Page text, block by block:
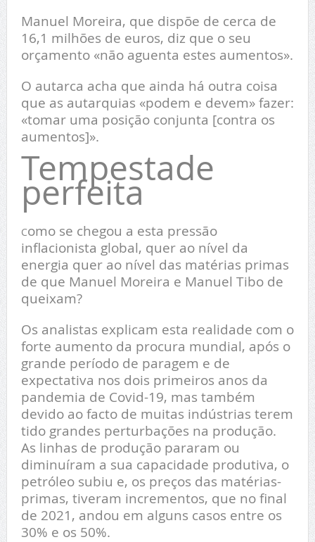
Manuel Moreira, que dispõe de cerca de
16,1 milhões de euros, diz que o seu
orçamento «não aguenta estes aumentos».
O autarca acha que ainda há outra coisa
que as autarquias «podem e devem» fazer:
«tomar uma posição conjunta [contra os
aumentos]».
Tempestade
perfeita
Como se chegou a esta pressão
inflacionista global, quer ao nível da
energia quer ao nível das matérias primas
de que Manuel Moreira e Manuel Tibo de
queixam?
Os analistas explicam esta realidade com o
forte aumento da procura mundial, após o
grande período de paragem e de
expectativa nos dois primeiros anos da
pandemia de Covid-19, mas também
devido ao facto de muitas indústrias terem
tido grandes perturbações na produção.
As linhas de produção pararam ou
diminuíram a sua capacidade produtiva, o
petróleo subiu e, os preços das matérias-
primas, tiveram incrementos, que no final
de 2021, andou em alguns casos entre os
30% e os 50%.